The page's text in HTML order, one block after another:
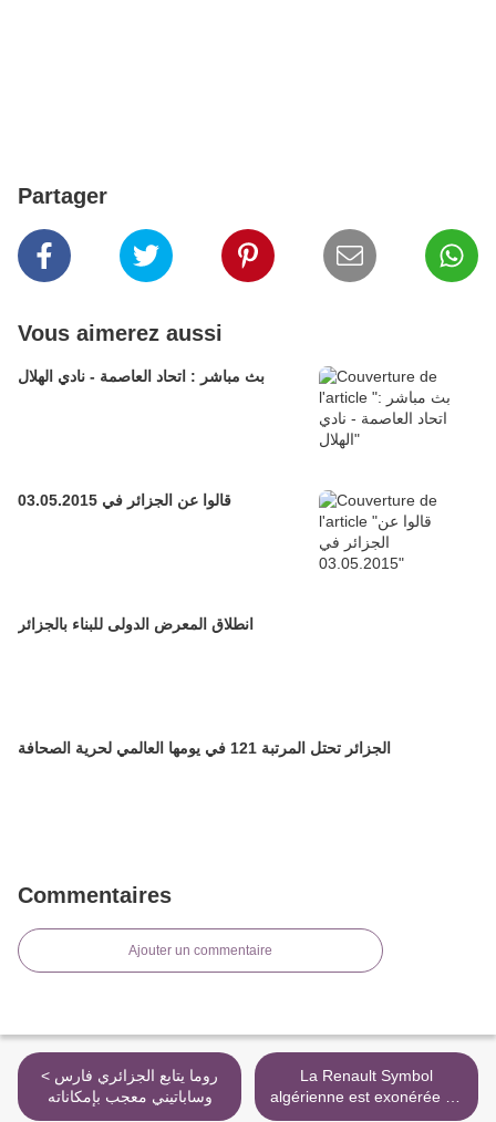
Partager
Vous aimerez aussi
بث مباشر : اتحاد العاصمة - نادي الهلال
قالوا عن الجزائر في 03.05.2015
انطلاق المعرض الدولى للبناء بالجزائر
الجزائر تحتل المرتبة 121 في يومها العالمي لحرية الصحافة
Commentaires
Ajouter un commentaire
< روما يتابع الجزائري فارس
وساباتيني معجب بإمكاناته
La Renault Symbol
algérienne est exonérée de
la taxe sur le véhicule neuf